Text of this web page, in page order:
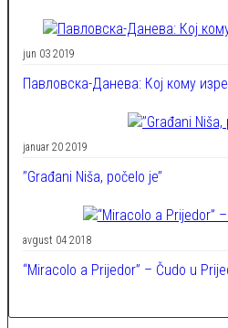
jun 03 2019
Павловска-Данева: Кој кому
januar 20 2019
’’Građani Niša, počelo je’’
avgust 04 2018
“Miracolo a Prijedor” – Čudo u